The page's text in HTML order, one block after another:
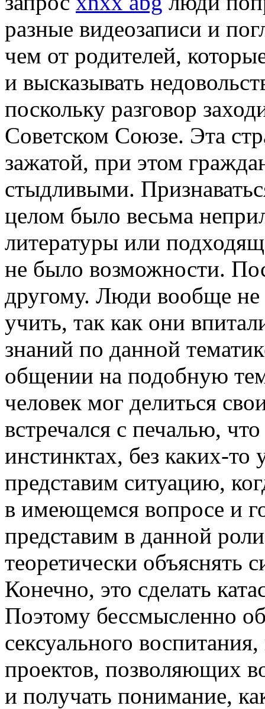
разные видеозаписи и
чем от родителей,
и высказывать
поскольку разговор
Советском Союзе. Эта
зажатой, при этом
стыдливыми.
целом было весьма
литературы или
не было возможности.
другому. Люди вообще
учить, так как они
знаний по данной
общении на подобную
человек мог делиться
встречался с печалью,
инстинктах, без каких-
представим ситуацию,
в имеющемся вопросе и
представим в данной
теоретически объяснять
Конечно, это сделать
Поэтому бессмысленно
сексуального
проектов, позволяющих
и получать понимание,